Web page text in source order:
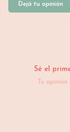
Dejá tu opinión
Sé el
Tu